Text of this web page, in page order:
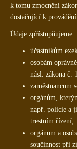
k tomu zmocněni
dostačující k
Údaje zpřístupňujeme:
účastníkům
osobám
násl. zákona č.
zaměstnancům
orgánům,
např. policie a
trestním řízení;
orgánům a
součinnost při